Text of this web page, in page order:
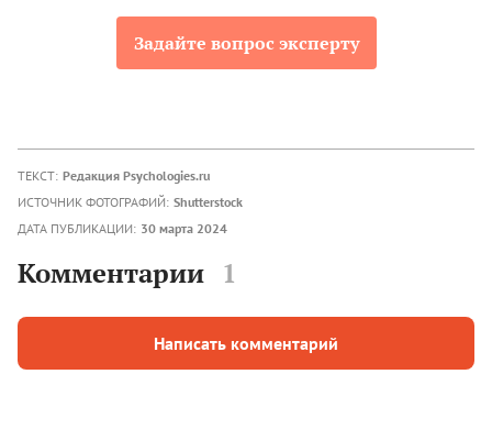
Задайте вопрос эксперту
ТЕКСТ: Редакция Psychologies.ru
ИСТОЧНИК ФОТОГРАФИЙ: Shutterstock
ДАТА ПУБЛИКАЦИИ: 30 марта 2024
Комментарии 1
Написать комментарий